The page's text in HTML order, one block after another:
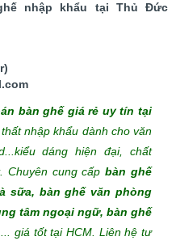
nhập khẩu tại Thủ Đức
bàn ghế giá rẻ uy tín tại
nhập khẩu dành cho văn
dáng hiện đại, chất
Chuyên cung cấpbàn ghế
sữa, bàn ghế văn phòng
tâm ngoại ngữ, bàn ghế
giá tốt tại HCM. Liên hệ tư